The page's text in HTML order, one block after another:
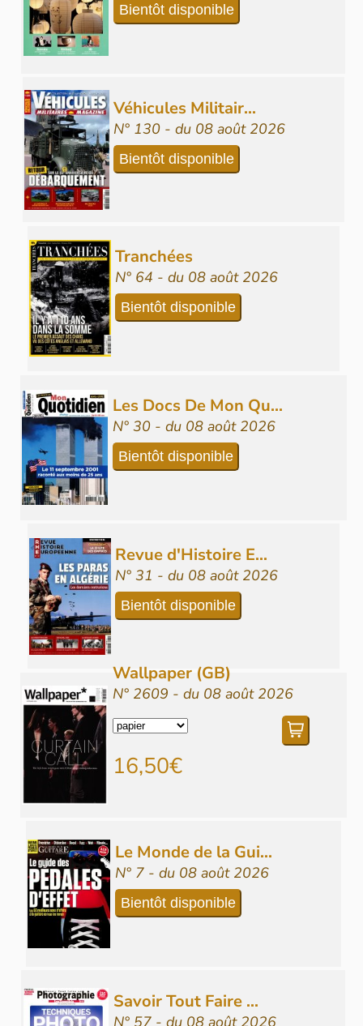
Bientôt disponible
Véhicules Militair...
N° 130 - du 08 août 2026
Bientôt disponible
Tranchées
N° 64 - du 08 août 2026
Bientôt disponible
Les Docs De Mon Qu...
N° 30 - du 08 août 2026
Bientôt disponible
Revue d'Histoire E...
N° 31 - du 08 août 2026
Bientôt disponible
Wallpaper (GB)
N° 2609 - du 08 août 2026
16,50€
Le Monde de la Gui...
N° 7 - du 08 août 2026
Bientôt disponible
Savoir Tout Faire ...
N° 57 - du 08 août 2026